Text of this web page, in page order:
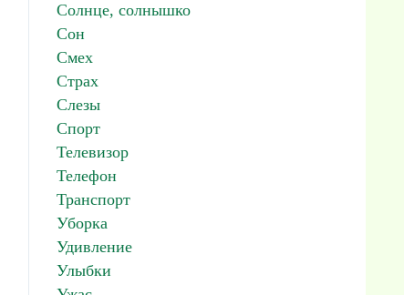
Солнце, солнышко
Сон
Смех
Страх
Слезы
Спорт
Телевизор
Телефон
Транспорт
Уборка
Удивление
Улыбки